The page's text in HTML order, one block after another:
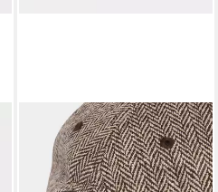
ADIDAS ORIGINALS
Baseball Cap ADIDAS
ORIGINALS, TWEED im
sportlichen Stil, für